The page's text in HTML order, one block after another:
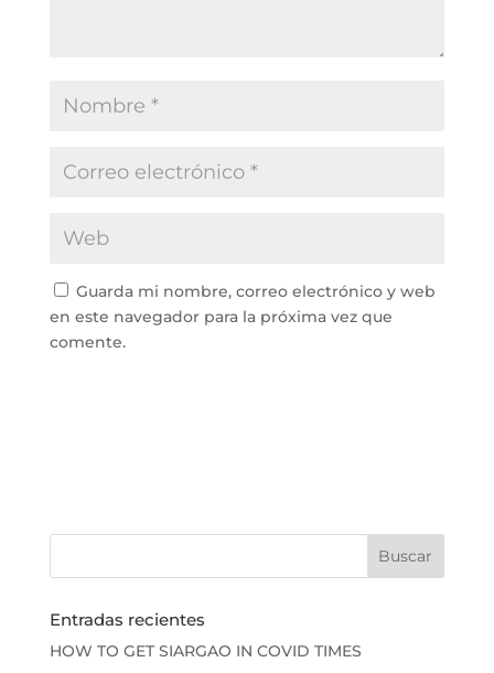
Guarda mi nombre, correo electrónico y web
en este navegador para la próxima vez que
comente.
Entradas recientes
HOW TO GET SIARGAO IN COVID TIMES